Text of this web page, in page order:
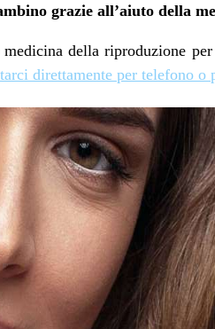
grazie all’aiuto della
della riproduzione
direttamente per telefono o